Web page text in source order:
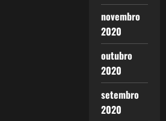
novembro
2020
outubro
2020
setembro
2020